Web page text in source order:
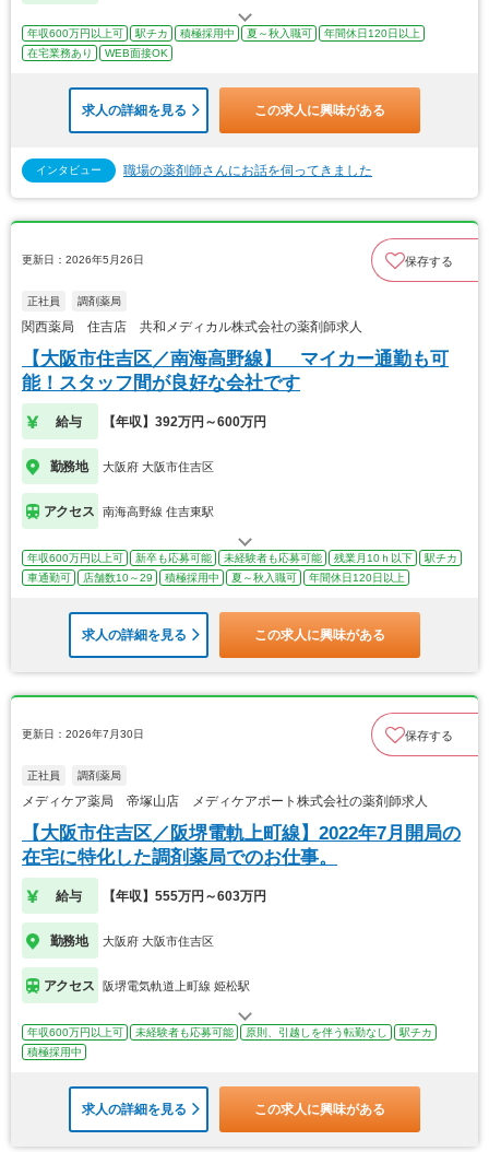
年収600万円以上可 駅チカ 積極採用中 夏～秋入職可
年間休日120日以上
在宅業務あり
WEB面接OK
求人の詳細を見る この求人に興味がある
インタビュー 職場の薬剤師さんにお話を伺ってきました
更新日：2026年5月26日 保存する
正社員 調剤薬局
関西薬局 住吉店 共和メディカル株式会社の薬剤師求人
【大阪市住吉区／南海高野線】 マイカー通勤も可
能！スタッフ間が良好な会社です
給与 【年収】392万円～600万円
勤務地 大阪府 大阪市住吉区
アクセス 南海高野線 住吉東駅
年収600万円以上可 新卒も応募可能 未経験者も応募可能 残業月10ｈ以下
駅チカ
車通勤可
店舗数10～29 積極採用中 夏～秋入職可 年間休日120日以上
求人の詳細を見る この求人に興味がある
更新日：2026年7月30日 保存する
正社員 調剤薬局
メディケア薬局 帝塚山店 メディケアポート株式会社の薬剤師求人
【大阪市住吉区／阪堺電軌上町線】2022年7月開局の
在宅に特化した調剤薬局でのお仕事。
給与 【年収】555万円～603万円
勤務地 大阪府 大阪市住吉区
アクセス 阪堺電気軌道上町線 姫松駅
年収600万円以上可 未経験者も応募可能 原則、引越しを伴う転勤なし
駅チカ
積極採用中
求人の詳細を見る この求人に興味がある